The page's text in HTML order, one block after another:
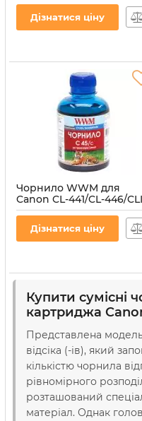
водорозчинне (C45/Y)
Артикул:
Дізнатися ціну
Чорнило WWM для
Canon CL-441/CL-446/
451C 200г Cyan
водорозчинне (C45/C)
Артикул:
Дізнатися ціну
Купити сумісні
картриджа
Представлена
відсіка (-ів), який
кількістю чорнила
рівномірного
розташований
матеріал. Однак